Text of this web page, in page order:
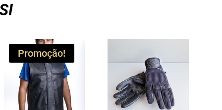
Promoção!